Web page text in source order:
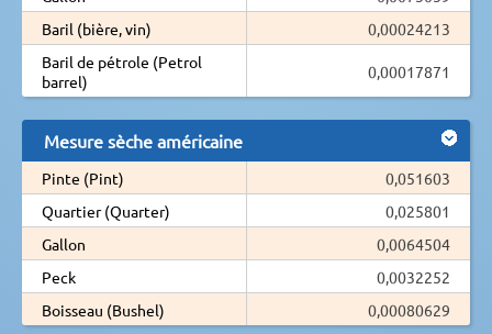
Baril (bière, vin)
0,00024213
Baril de pétrole (Petrol
barrel)
0,00017871
Mesure sèche américaine
Pinte (Pint)
0,051603
Quartier (Quarter)
0,025801
Gallon
0,0064504
Peck
0,0032252
Boisseau (Bushel)
0,00080629